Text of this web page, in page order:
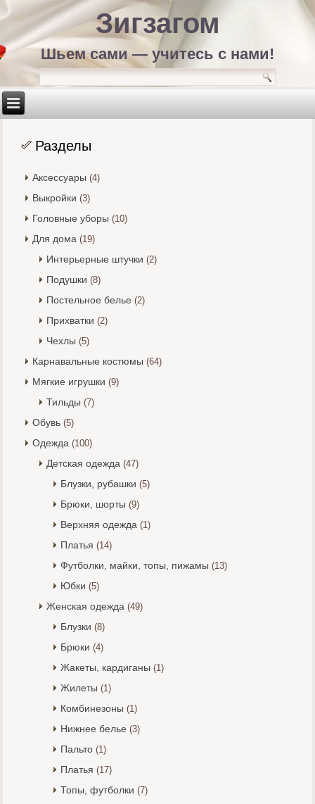
Зигзагом
Шьем сами — учитесь с нами!
Разделы
Аксессуары (4)
Выкройки (3)
Головные уборы (10)
Для дома (19)
Интерьерные штучки (2)
Подушки (8)
Постельное белье (2)
Прихватки (2)
Чехлы (5)
Карнавальные костюмы (64)
Мягкие игрушки (9)
Тильды (7)
Обувь (5)
Одежда (100)
Детская одежда (47)
Блузки, рубашки (5)
Брюки, шорты (9)
Верхняя одежда (1)
Платья (14)
Футболки, майки, топы, пижамы (13)
Юбки (5)
Женская одежда (49)
Блузки (8)
Брюки (4)
Жакеты, кардиганы (1)
Жилеты (1)
Комбинезоны (1)
Нижнее белье (3)
Пальто (1)
Платья (17)
Топы, футболки (7)